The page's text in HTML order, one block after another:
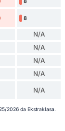
8
N/A
N/A
N/A
N/A
N/A
2026 da Ekstraklasa.